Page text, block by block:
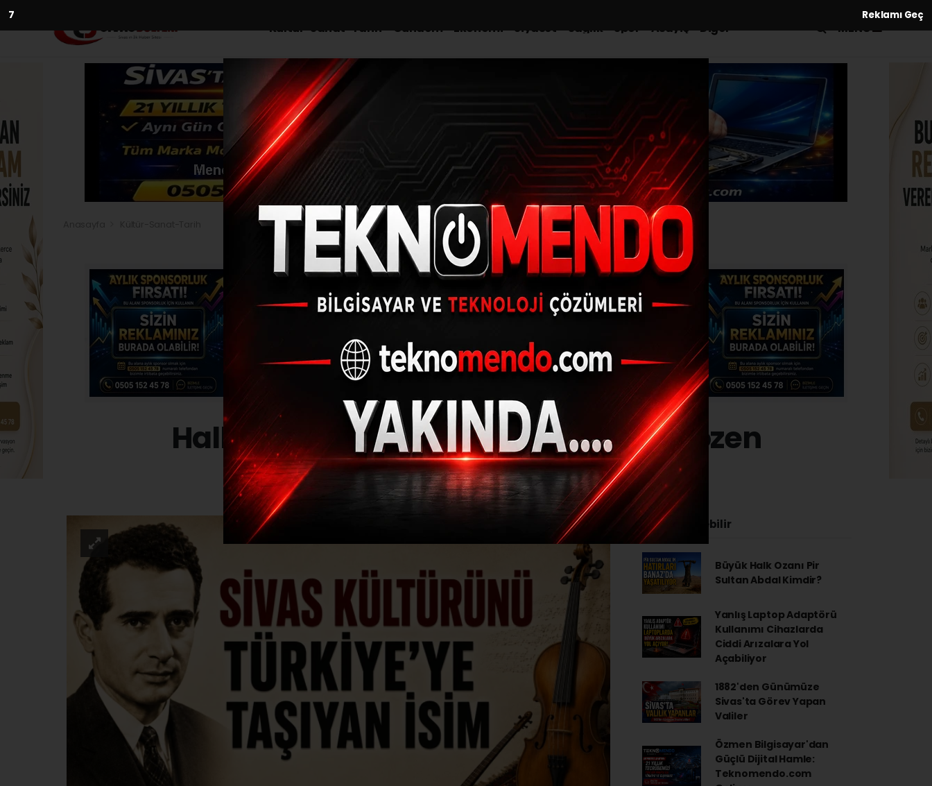
5 Reklamı Geç
Kültür-Sanat-Tarih Gündem Ekonomi Siyaset Sağlık Spor Asayiş Diğer MENÜ
Halk Müziğinin Çınarı Muzaffer Sarısözen
13.06.2026 - 23:32, Güncelleme: 14.06.2026 - 12:55
İlginizi Çekebilir
Büyük Halk Ozanı Pir
Sultan Abdal Kimdir?
Yanlış Laptop Adaptörü
Kullanımı Cihazlarda
Ciddi Arızalara Yol
Açabiliyor
1882'den Günümüze
Sivas'ta Görev Yapan
Valiler
Özmen Bilgisayar'dan
Güçlü Dijital Hamle:
Teknomendo.com